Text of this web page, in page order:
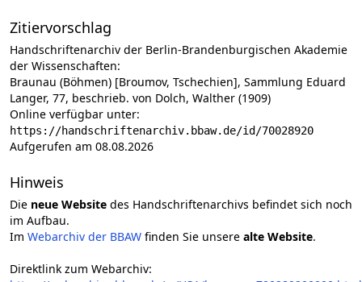
Zitiervorschlag
Handschriftenarchiv der Berlin-Brandenburgischen Akademie
der Wissenschaften:
Braunau (Böhmen) [Broumov, Tschechien], Sammlung Eduard
Langer, 77, beschrieb. von Dolch, Walther (1909)
Online verfügbar unter:
https://handschriftenarchiv.bbaw.de/id/70028920
Aufgerufen am 08.08.2026
Hinweis
Die neue Website des Handschriftenarchivs befindet sich noch
im Aufbau.
Im Webarchiv der BBAW finden Sie unsere alte Website.
Direktlink zum Webarchiv: